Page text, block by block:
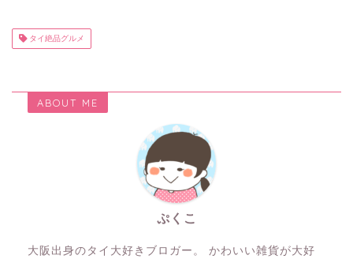
タイ絶品グルメ
ABOUT ME
ぷくこ
大阪出身のタイ大好きブロガー。 かわいい雑貨が大好